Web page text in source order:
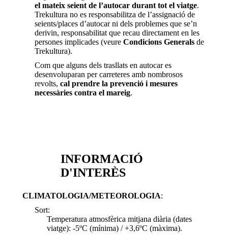
el mateix seient de l’autocar durant tot el viatge.
Trekultura no es responsabilitza de l’assignació de
seients/places d’autocar ni dels problemes que se’n
derivin, responsabilitat que recau directament en les
persones implicades (veure Condicions Generals de
Trekultura).
Com que alguns dels trasllats en autocar es
desenvoluparan per carreteres amb nombrosos
revolts, cal prendre la prevenció i mesures
necessàries contra el mareig.
INFORMACIÓ
D'INTERÈS
CLIMATOLOGIA/METEOROLOGIA:
Sort:
Temperatura atmosfèrica mitjana diària (dates
viatge): -5ºC (mínima) / +3,6ºC (màxima).